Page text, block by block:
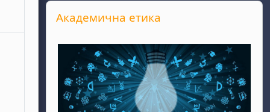
Прескочи Академична етика
Академична етика